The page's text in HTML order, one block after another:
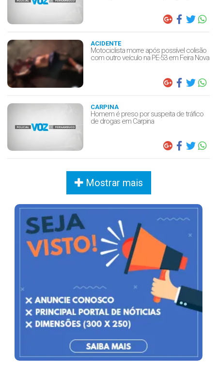
ACIDENTE
Motociclista morre após possível colisão
com outro veículo na PE-53 em Feira Nova
CARPINA
Homem é preso por suspeita de tráfico
de drogas em Carpina
Mostrar mais